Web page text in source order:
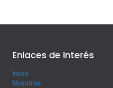
Enlaces de Interés
Inicio
Nosotros